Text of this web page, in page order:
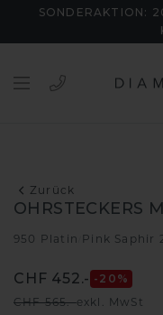
SONDERAKTION:
Zurück
OHRSTECKERS
950 Platin Pink Saphir
CHF 452.- -20 %
CHF 565.-exkl. MwSt